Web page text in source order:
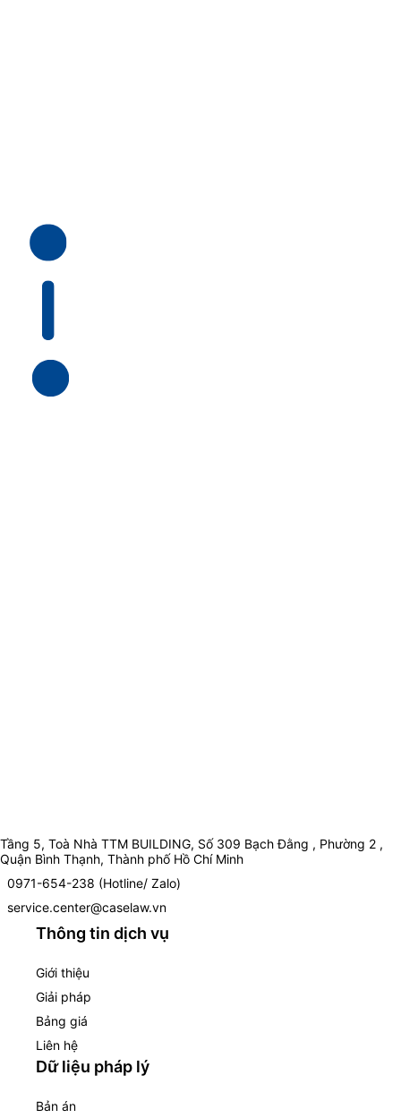
Tầng 5, Toà Nhà TTM BUILDING, Số 309 Bạch Đằng , Phường 2 ,
Quận Bình Thạnh, Thành phố Hồ Chí Minh
0971-654-238 (Hotline/ Zalo)
service.center@caselaw.vn
Thông tin dịch vụ
Giới thiệu
Giải pháp
Bảng giá
Liên hệ
Dữ liệu pháp lý
Bản án